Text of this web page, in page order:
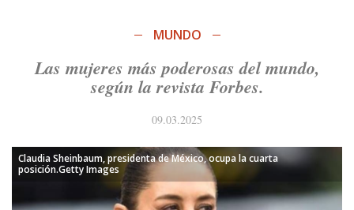
MUNDO
Las mujeres más poderosas del mundo,
según la revista Forbes.
09.03.2025
Claudia Sheinbaum, presidenta de México, ocupa la cuarta
posición.Getty Images